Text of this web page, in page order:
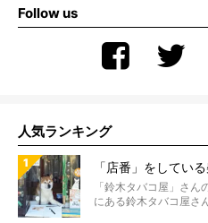
Follow us
人気ランキング
「店番」をしてい
「鈴木タバコ屋」さ
にある鈴木タバコ屋さ